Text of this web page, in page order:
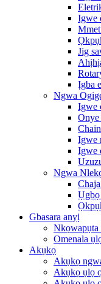
Igwe
Jig
Ịgba
Ngwa
Igwe
Onye
Igwe
Igwe
Ngwa
Ụgbọ
Gbasara anyị
Nkọwapụta
Omenala
Akụkọ
Akụkọ
Akụkọ ụlọ